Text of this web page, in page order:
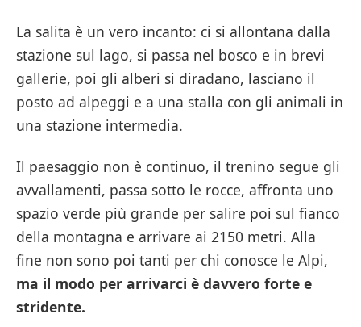
La salita è un vero incanto: ci si allontana dalla
stazione sul lago, si passa nel bosco e in brevi
gallerie, poi gli alberi si diradano, lasciano il
posto ad alpeggi e a una stalla con gli animali in
una stazione intermedia.
Il paesaggio non è continuo, il trenino segue gli
avvallamenti, passa sotto le rocce, affronta uno
spazio verde più grande per salire poi sul fianco
della montagna e arrivare ai 2150 metri. Alla
fine non sono poi tanti per chi conosce le Alpi,
ma il modo per arrivarci è davvero forte e
stridente.